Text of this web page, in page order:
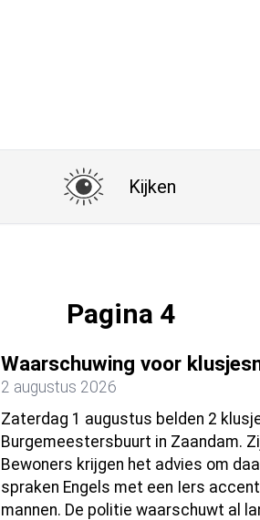
Kijken
Pagina 4
Waarschuwing voor
2 augustus 2026
Zaterdag 1 augustus belden 2
Burgemeestersbuurt in Zaandam.
Bewoners krijgen het advies om
spraken Engels met een Iers
mannen. De politie waarschuwt al